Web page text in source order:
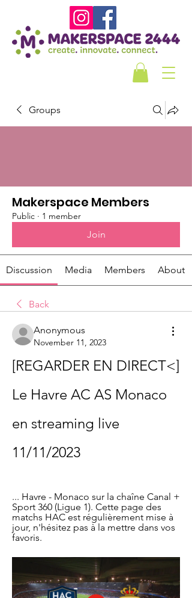
Groups
Makerspace Members
Public · 1 member
Join
Discussion Media Members About
Back
Anonymous
November 11, 2023
[REGARDER EN DIRECT<]
Le Havre AC AS Monaco
en streaming live
11/11/2023
... Havre - Monaco sur la chaîne Canal +
Sport 360 (Ligue 1). Cette page des
matchs HAC est régulièrement mise à
jour, n'hésitez pas à la mettre dans vos
favoris.